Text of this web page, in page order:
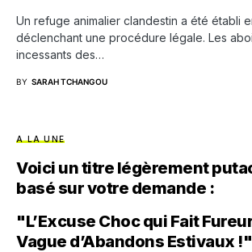
Un refuge animalier clandestin a été établi
déclenchant une procédure légale. Les
incessants des…
BY SARAH TCHANGOU
A LA UNE
Voici un titre légèrement
basé sur votre demande :
"L’Excuse Choc qui Fait
Vague d’Abandons Estivaux !"